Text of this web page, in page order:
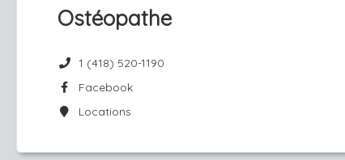
Ostéopathe
1 (418) 520-1190
Facebook
Locations